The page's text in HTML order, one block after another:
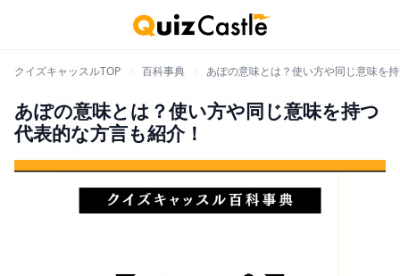
クイズキャッスルTOP 百科事典 あぽの意味とは？使い方や同じ意味を
あぽの意味とは？使い方や同じ意味を持つ
代表的な方言も紹介！